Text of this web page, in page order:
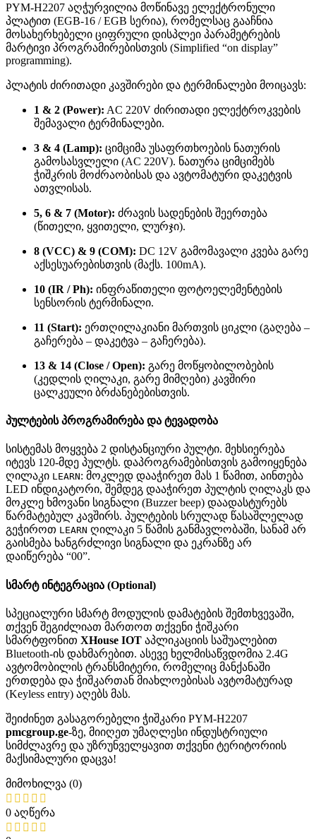
PYM-H2207 აღჭურვილია მოწინავე ელექტრონული
პლატით (EGB-16 / EGB სერია), რომელსაც გააჩნია
მოსახერხებელი ციფრული დისპლეი პარამეტრების
მარტივი პროგრამირებისთვის (Simplified “on display”
programming).
პლატის ძირითადი კავშირები და ტერმინალები მოიცავს:
1 & 2 (Power): AC 220V ძირითადი ელექტროკვების
შემავალი ტერმინალები.
3 & 4 (Lamp): ციმციმა უსაფრთხოების ნათურის
გამოსასვლელი (AC 220V). ნათურა ციმციმებს
ჭიშკრის მოძრაობისას და ავტომატური დაკეტვის
ათვლისას.
5, 6 & 7 (Motor): ძრავის სადენების შეერთება
(წითელი, ყვითელი, ლურჯი).
8 (VCC) & 9 (COM): DC 12V გამომავალი კვება გარე
აქსესუარებისთვის (მაქს. 100mA).
10 (IR / Ph): ინფრაწითელი ფოტოელემენტების
სენსორის ტერმინალი.
11 (Start): ერთღილაკიანი მართვის ციკლი (გაღება –
გაჩერება – დაკეტვა – გაჩერება).
13 & 14 (Close / Open): გარე მოწყობილობების
(კედლის ღილაკი, გარე მიმღები) კავშირი
ცალკეული ბრძანებებისთვის.
პულტების პროგრამირება და ტევადობა
სისტემას მოყვება 2 დისტანციური პულტი. მეხსიერება
იტევს 120-მდე პულტს. დაპროგრამებისთვის გამოიყენება
ღილაკი LEARN: მოკლედ დააჭირეთ მას 1 წამით, აინთება
LED ინდიკატორი, შემდეგ დააჭირეთ პულტის ღილაკს და
მოკლე ხმოვანი სიგნალი (Buzzer beep) დაადასტურებს
წარმატებულ კავშირს. პულტების სრულად წასაშლელად
გეჭიროთ LEARN ღილაკი 5 წამის განმავლობაში, სანამ არ
გაისმება ხანგრძლივი სიგნალი და ეკრანზე არ
დაიწერება “00”.
სმარტ ინტეგრაცია (Optional)
სპეციალური სმარტ მოდულის დამატების შემთხვევაში,
თქვენ შეგიძლიათ მართოთ თქვენი ჭიშკარი
სმარტფონით XHouse IOT აპლიკაციის საშუალებით
Bluetooth-ის დახმარებით. ასევე ხელმისაწვდომია 2.4G
ავტომობილის ტრანსმიტერი, რომელიც მანქანაში
ერთდება და ჭიშკართან მიახლოებისას ავტომატურად
(Keyless entry) აღებს მას.
შეიძინეთ გასაგორებელი ჭიშკარი PYM-H2207
pmcgroup.ge-ზე, მიიღეთ უმაღლესი ინდუსტრიული
სიმძლავრე და უზრუნველყავით თქვენი ტერიტორიის
მაქსიმალური დაცვა!
მიმოხილვა (0)
0 აღწერა